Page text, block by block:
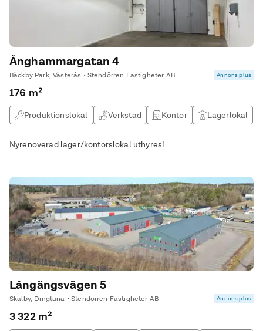
Ånghammargatan 4
Bäckby Park, Västerås • Stendörren Fastigheter AB Annons plus
176 m²
Produktionslokal Verkstad Kontor Lagerlokal
Nyrenoverad lager/kontorslokal uthyres!
Långängsvägen 5
Skälby, Dingtuna • Stendörren Fastigheter AB Annons plus
3 322 m²